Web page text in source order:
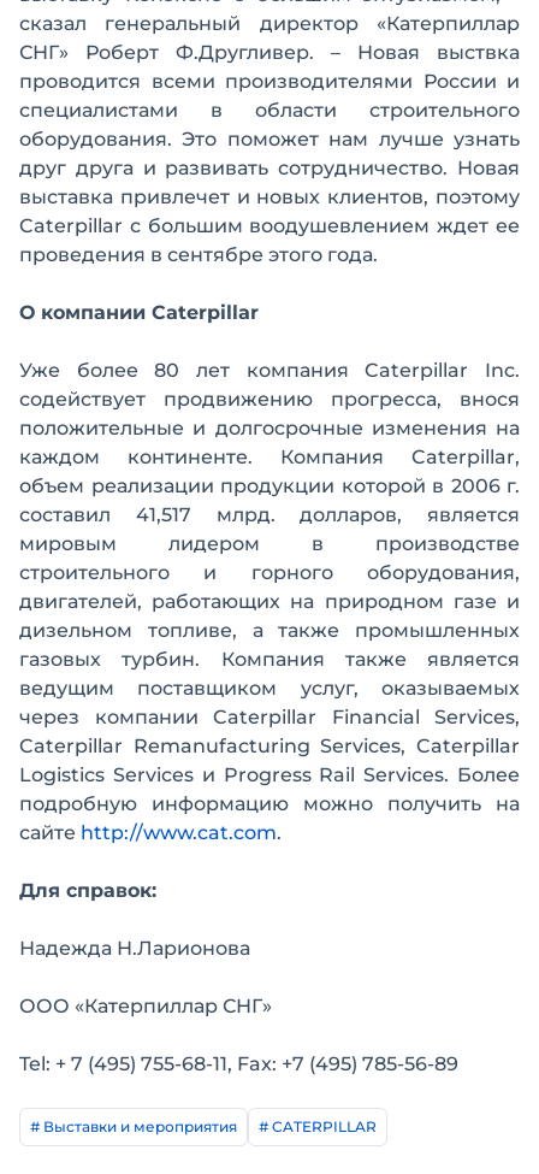
сказал генеральный директор «Катерпиллар
СНГ» Роберт Ф.Другливер. – Новая выствка
проводится всеми производителями России и
специалистами в области строительного
оборудования. Это поможет нам лучше узнать
друг друга и развивать сотрудничество. Новая
выставка привлечет и новых клиентов, поэтому
Caterpillar с большим воодушевлением ждет ее
проведения в сентябре этого года.
О компании Caterpillar
Уже более 80 лет компания Caterpillar Inc.
содействует продвижению прогресса, внося
положительные и долгосрочные изменения на
каждом континенте. Компания Caterpillar,
объем реализации продукции которой в 2006 г.
составил 41,517 млрд. долларов, является
мировым лидером в производстве
строительного и горного оборудования,
двигателей, работающих на природном газе и
дизельном топливе, а также промышленных
газовых турбин. Компания также является
ведущим поставщиком услуг, оказываемых
через компании Caterpillar Financial Services,
Caterpillar Remanufacturing Services, Caterpillar
Logistics Services и Progress Rail Services. Более
подробную информацию можно получить на
сайте http://www.cat.com.
Для справок:
Надежда Н.Ларионова
ООО «Катерпиллар СНГ»
Tel: + 7 (495) 755-68-11, Fax: +7 (495) 785-56-89
# Выставки и мероприятия # CATERPILLAR